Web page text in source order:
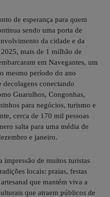
de esperança para quem
sendo uma porta de
da cidade e da
mais de 1 milhão de
em Navegantes, um
mesmo período do ano
decolagens conectando
Guarulhos, Congonhas,
para negócios, turismo e
cerca de 170 mil pessoas
salta para uma média de
e janeiro.
impressão de muitos turistas
locais: praias, festas
que mantém viva a
que atraem públicos de